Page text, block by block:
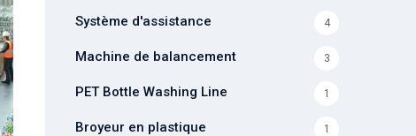
Système d'assistance 4
Machine de balancement 3
PET Bottle Washing Line 1
Broyeur en plastique 1